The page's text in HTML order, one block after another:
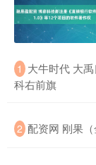
1 大牛时代 大
科右前旗
2 配资网 刚果